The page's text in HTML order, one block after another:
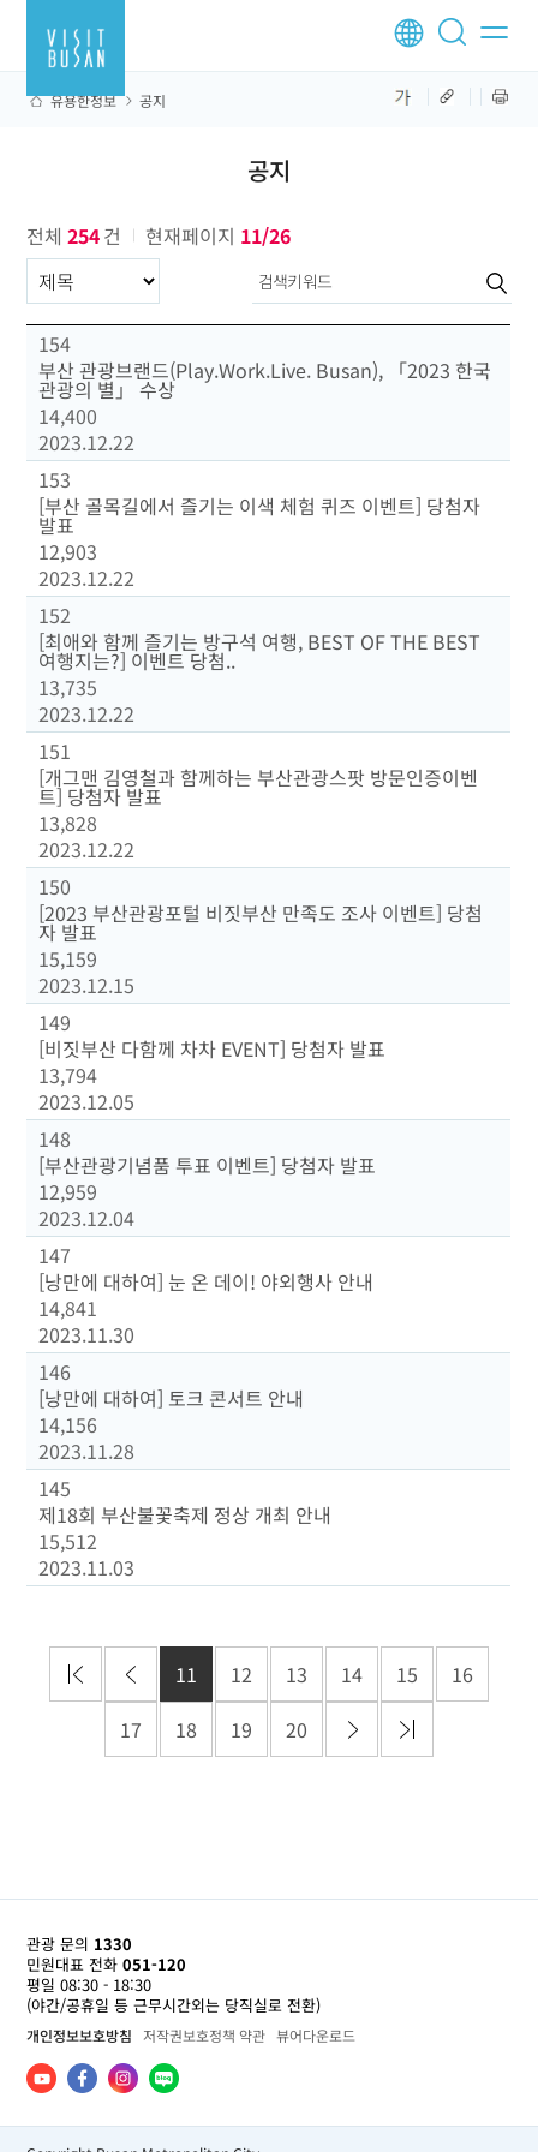
유용한정보 공지
공지
전체254건 현재페이지 11/26
구분항목
154
부산 관광브랜드(Play.Work.Live. Busan), 「2023 한국
관광의 별」 수상
14,400
2023.12.22
153
[부산 골목길에서 즐기는 이색 체험 퀴즈 이벤트] 당첨자
발표
12,903
2023.12.22
152
[최애와 함께 즐기는 방구석 여행, BEST OF THE BEST
여행지는?] 이벤트 당첨..
13,735
2023.12.22
151
[개그맨 김영철과 함께하는 부산관광스팟 방문인증이벤
트] 당첨자 발표
13,828
2023.12.22
150
[2023 부산관광포털 비짓부산 만족도 조사 이벤트] 당첨
자 발표
15,159
2023.12.15
149
[비짓부산 다함께 차차 EVENT] 당첨자 발표
13,794
2023.12.05
148
[부산관광기념품 투표 이벤트] 당첨자 발표
12,959
2023.12.04
147
[낭만에 대하여] 눈 온 데이! 야외행사 안내
14,841
2023.11.30
146
[낭만에 대하여] 토크 콘서트 안내
14,156
2023.11.28
145
제18회 부산불꽃축제 정상 개최 안내
15,512
2023.11.03
11 12 13 14 15
16
17
18 19 20
관광 문의 1330
민원대표 전화 051-120
평일 08:30 - 18:30
(야간/공휴일 등 근무시간외는 당직실로 전환)
개인정보보호방침 저작권보호정책 약관 뷰어다운로드